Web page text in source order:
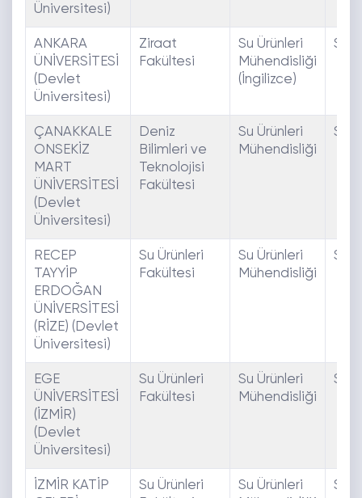
Üniversitesi)
ANKARA
ÜNİVERSİTESİ
(Devlet
Üniversitesi)
Ziraat
Fakültesi
Su Ürünleri
Mühendisliği
(İngilizce)
SAY
ÇANAKKALE
ONSEKİZ
MART
ÜNİVERSİTESİ
(Devlet
Üniversitesi)
Deniz
Bilimleri ve
Teknolojisi
Fakültesi
Su Ürünleri
Mühendisliği
SAY
RECEP
TAYYİP
ERDOĞAN
ÜNİVERSİTESİ
(RİZE) (Devlet
Üniversitesi)
Su Ürünleri
Fakültesi
Su Ürünleri
Mühendisliği
SAY
EGE
ÜNİVERSİTESİ
(İZMİR)
(Devlet
Üniversitesi)
Su Ürünleri
Fakültesi
Su Ürünleri
Mühendisliği
SAY
İZMİR KATİP
Su Ürünleri
Su Ürünleri
SAY